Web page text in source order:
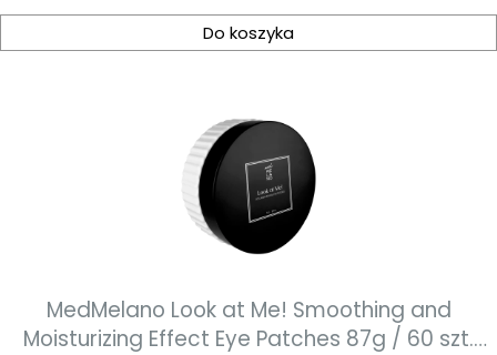
Do koszyka
MedMelano Look at Me! Smoothing and
Moisturizing Effect Eye Patches 87g / 60 szt.